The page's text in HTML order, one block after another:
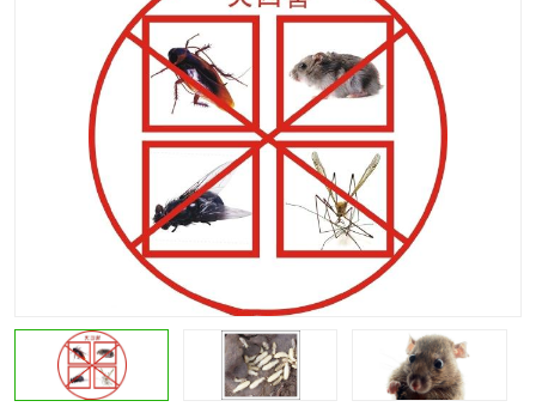
昆明消毒公司 昆明白蚁防治
昆明灭红火蚁公司 昆明驱蛇公司
昆明除虫除蚁